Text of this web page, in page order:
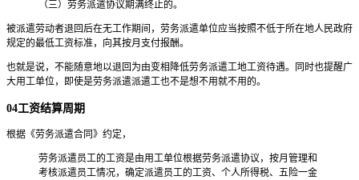
（三）劳务派遣协议期满终止的。
被派遣劳动者退回后在无工作期间，劳务派遣单位应当按照不低于所在地人民政府
规定的最低工资标准，向其按月支付报酬。
也就是说，不能随意地以退回为由变相降低劳务派遣工地工资待遇。同时也提醒广
大用工单位，即使是劳务派遣派遣工也不是想不用就不用的。
04工资结算周期
根据《劳务派遣合同》约定，
劳务派遣员工的工资是由用工单位根据劳务派遣协议，按月管理和
考核派遣员工情况，确定派遣员工的工资、个人所得税、五险一金